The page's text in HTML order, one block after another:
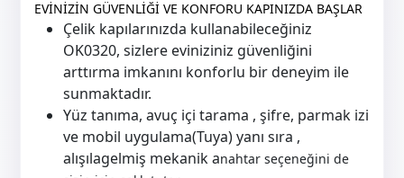
EVİNİZİN GÜVENLİĞİ VE KONFORU KAPINIZDA BAŞLAR
Çelik kapılarınızda kullanabileceğiniz
OK0320, sizlere eviniziniz güvenliğini
arttırma imkanını konforlu bir deneyim ile
sunmaktadır.
Yüz tanıma, avuç içi tarama , şifre, parmak izi
ve mobil uygulama(Tuya) yanı sıra ,
alışılagelmiş mekanik anahtar seçeneğini de